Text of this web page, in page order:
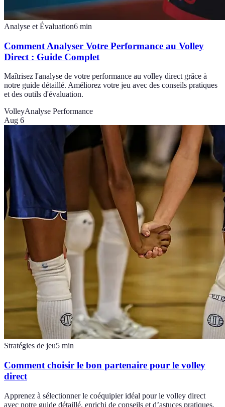
Analyse et Évaluation6 min
Comment Analyser Votre Performance au Volley
Direct : Guide Complet
Maîtrisez l'analyse de votre performance au volley direct grâce à
notre guide détaillé. Améliorez votre jeu avec des conseils pratiques
et des outils d'évaluation.
VolleyAnalyse Performance
Aug 6
Stratégies de jeu5 min
Comment choisir le bon partenaire pour le volley
direct
Apprenez à sélectionner le coéquipier idéal pour le volley direct
avec notre guide détaillé, enrichi de conseils et d’astuces pratiques.